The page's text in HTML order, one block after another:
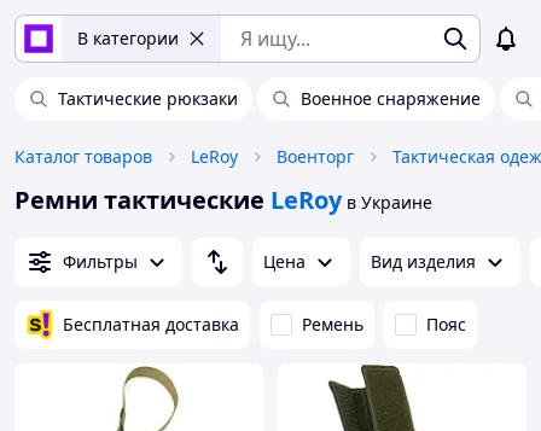
В категории
Тактические рюкзаки Военное снаряжение
Каталог товаров LeRoy Военторг Тактическая
Ремни тактические LeRoy в Украине
Фильтры Цена Вид изделия
Бесплатная доставка Ремень Пояс